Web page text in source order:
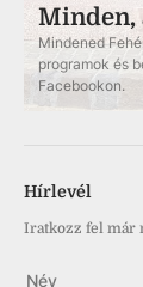
Minden,
Mindened
programok és
Facebookon.
Hírlevél
Iratkozz fel már